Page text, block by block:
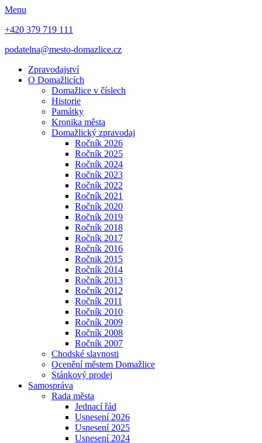
Menu
+420 379 719 111
podatelna@mesto-domazlice.cz
Zpravodajství
O Domažlicích
Domažlice v číslech
Historie
Památky
Kronika města
Domažlický zpravodaj
Ročník 2026
Ročník 2025
Ročník 2024
Ročník 2023
Ročník 2022
Ročník 2021
Ročník 2020
Ročník 2019
Ročník 2018
Ročník 2017
Ročník 2016
Ročnik 2015
Ročník 2014
Ročník 2013
Ročník 2012
Ročník 2011
Ročník 2010
Ročník 2009
Ročník 2008
Ročník 2007
Chodské slavnosti
Ocenění městem Domažlice
Stánkový prodej
Samospráva
Rada města
Jednací řád
Usnesení 2026
Usnesení 2025
Usnesení 2024